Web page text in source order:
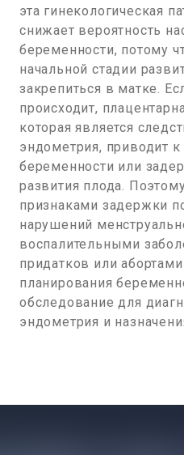
эта гинекологическая
снижает вероятность
беременности, потому
начальной стадии
закрепиться в матке.
происходит,
которая является
эндометрия, приводит
беременности или
развития плода.
признаками задержки
нарушений
воспалительными
придатков или
планирования
обследование для
эндометрия и